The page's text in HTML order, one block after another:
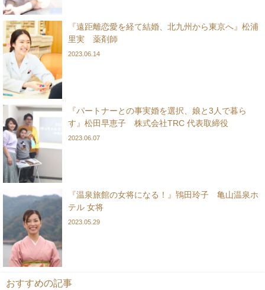
『遠距離恋愛を経て結婚、北九州から東京へ』松浦
里実 薬剤師
2023.06.14
『パートナーとの事実婚を選択、娘と3人で暮ら
す』松田早恵子 株式会社TRC 代表取締役
2023.06.07
『温泉旅館の女将になる！』鴇田玲子 亀山温泉ホ
テル 女将
2023.05.29
おすすめの記事